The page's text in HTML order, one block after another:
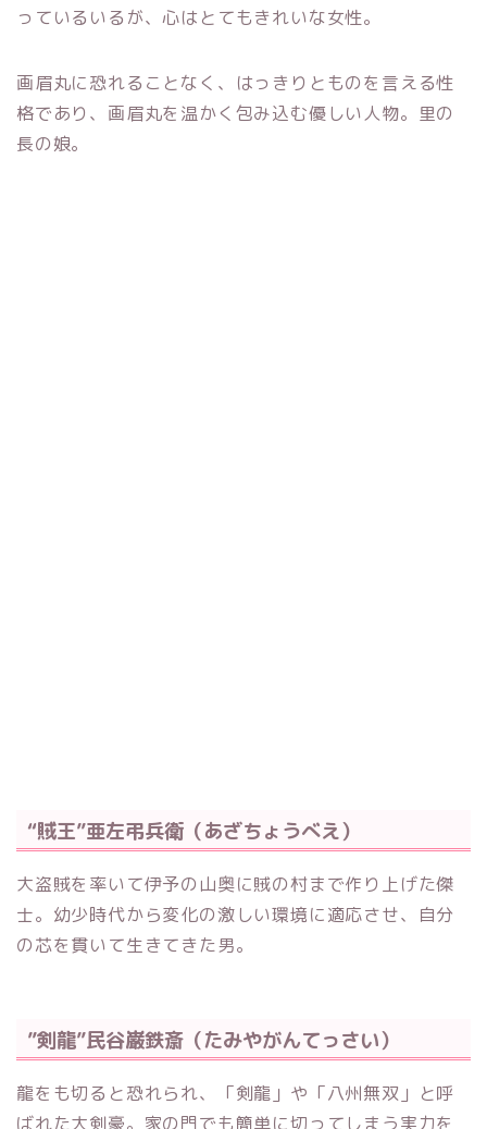
っているいるが、心はとてもきれいな女性。
画眉丸に恐れることなく、はっきりとものを言える性
格であり、画眉丸を温かく包み込む優しい人物。里の
長の娘。
“賊王”亜左弔兵衛（あざちょうべえ）
大盗賊を率いて伊予の山奥に賊の村まで作り上げた傑
士。幼少時代から変化の激しい環境に適応させ、自分
の芯を貫いて生きてきた男。
”剣龍”民谷巌鉄斎（たみやがんてっさい）
龍をも切ると恐れられ、「剣龍」や「八州無双」と呼
ばれた大剣豪。家の門でも簡単に切ってしまう実力を